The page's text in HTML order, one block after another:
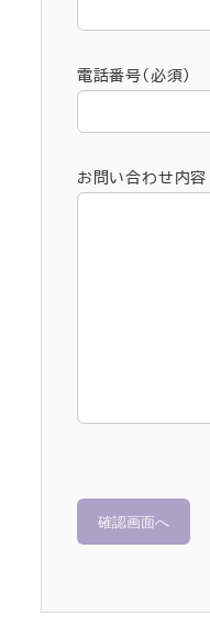
電話番号(必須)
お問い合わせ内容